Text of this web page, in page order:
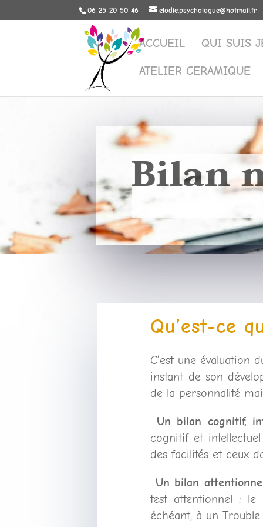
06 25 20 50 46 elodie.psychologue@hotmail.fr
ACCUEIL QUI SUIS
ATELIER CERAMIQUE
Bilan
Qu’est-ce
C’est une évaluation
instant de son
de la personnalité
Un bilan cognitif,
cognitif et
des facilités et ceux
Un bilan
test attentionnel : le
échéant, à un